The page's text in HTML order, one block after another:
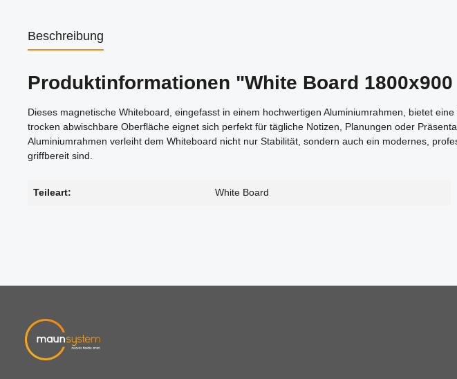
Beschreibung
Produktinformationen "White Board
Dieses magnetische Whiteboard, eingefasst in einem hochwertigen Aluminiumrahmen, bietet
trocken abwischbare Oberfläche eignet sich perfekt für tägliche Notizen, Planungen oder
Aluminiumrahmen verleiht dem Whiteboard nicht nur Stabilität, sondern auch ein modernes,
griffbereit sind.
Teileart: White Board